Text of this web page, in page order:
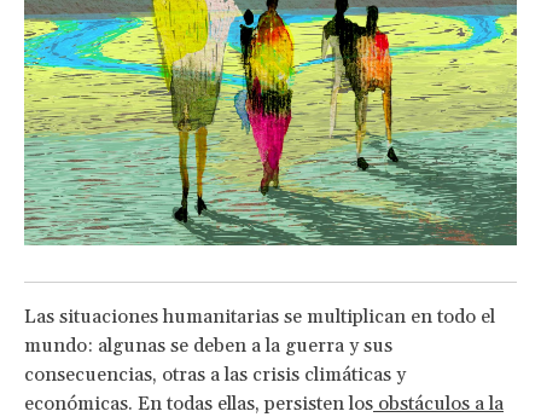
Las situaciones humanitarias se multiplican en todo el
mundo: algunas se deben a la guerra y sus
consecuencias, otras a las crisis climáticas y
económicas. En todas ellas, persisten los obstáculos a la